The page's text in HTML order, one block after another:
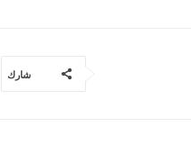
شارك